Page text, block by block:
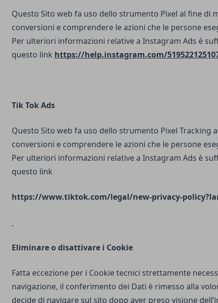
Questo Sito web fa uso dello strumento Pixel al fine di
conversioni e comprendere le azioni che le persone
Per ulteriori informazioni relative a Instagram Ads è
questo link https://help.instagram.com/
Tik Tok Ads
Questo Sito web fa uso dello strumento Pixel Tracking
conversioni e comprendere le azioni che le persone
Per ulteriori informazioni relative a Instagram Ads è
questo link
https://www.tiktok.com/legal/new-privacy-
Eliminare o disattivare i Cookie
Fatta eccezione per i Cookie tecnici strettamente
navigazione, il conferimento dei Dati è rimesso alla
decide di navigare sul sito dopo aver preso visione